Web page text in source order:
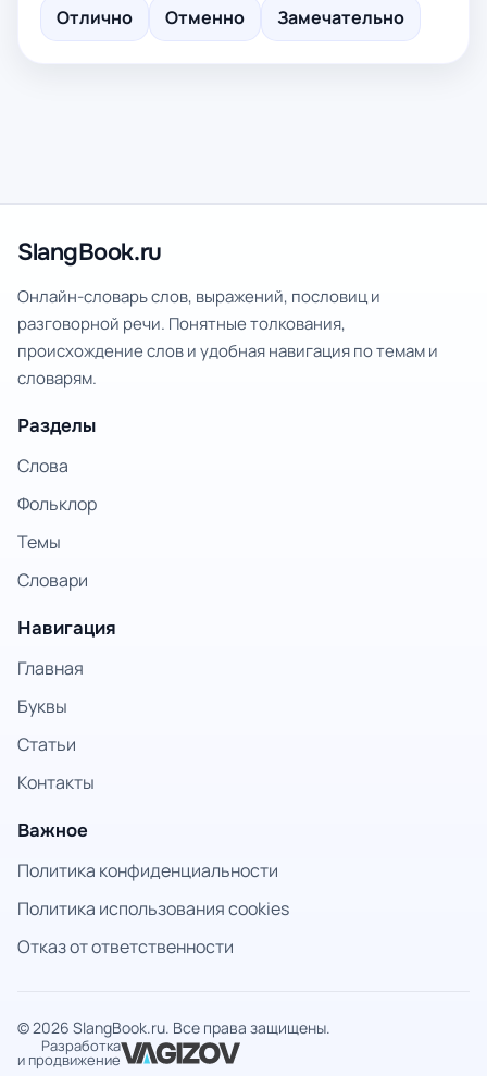
Отлично Отменно Замечательно
SlangBook.ru
Онлайн-словарь слов, выражений, пословиц и
разговорной речи. Понятные толкования,
происхождение слов и удобная навигация по темам и
словарям.
Разделы
Слова
Фольклор
Темы
Словари
Навигация
Главная
Буквы
Статьи
Контакты
Важное
Политика конфиденциальности
Политика использования cookies
Отказ от ответственности
© 2026 SlangBook.ru. Все права защищены.
Разработка
и продвижение